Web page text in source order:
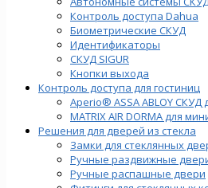
Контроль доступа Dahua
Биометрические СКУД
Идентификаторы
СКУД SIGUR
Кнопки выхода
Контроль доступа для гостиниц
Aperio® ASSA ABLOY СКУД
MATRIX AIR DORMA для
Решения для дверей из стекла
Замки для стеклянных
Ручные раздвижные
Ручные распашные двери